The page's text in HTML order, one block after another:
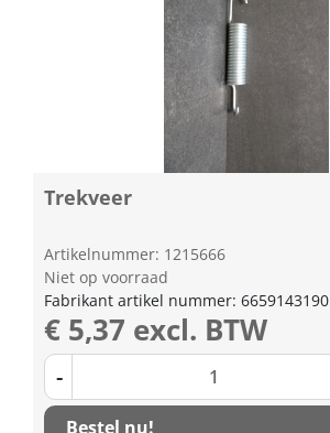
Trekveer
Artikelnummer: 1215666
Niet op voorraad
Fabrikant artikel nummer: 6659143190
€ 5,37 excl. BTW
-
Bestel nu!